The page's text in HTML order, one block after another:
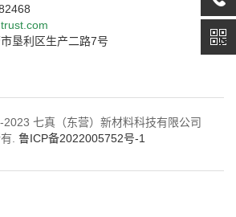
垦利区生产二路7号
七真（东营）新材料科技有限公司
. 鲁ICP备2022005752号-1